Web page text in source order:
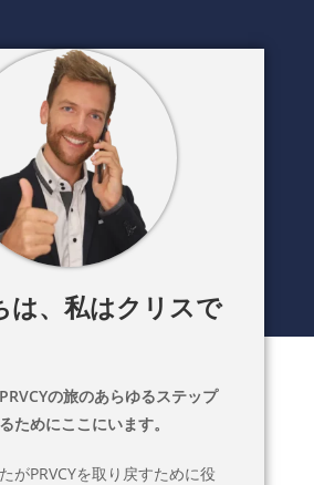
は、私はクリスで
の旅のあらゆるステップ
ためにここにいます。
がPRVCYを取り戻すために役